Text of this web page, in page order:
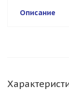
Описание